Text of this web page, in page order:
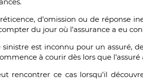
d’omission ou de réponse
du jour où l’assurance a eu
sinistre est inconnu pour un assuré,
à courir dès lors que
rencontrer ce cas lorsqu’il